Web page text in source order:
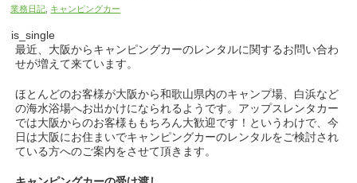
業務日記 キャンピングカー
is_single
最近、大阪からキャンピングカーのレンタルに関するお問い合わ
せが増えて来ています。
ほとんどのお客様が大阪から和歌山県内のキャンプ場、白浜など
の海水浴場へお出かけになられるようです。アップスレンタカー
では大阪からのお客様ももちろん大歓迎です！というわけで、今
日は大阪にお住まいでキャンピングカーのレンタルをご検討され
ている方へのご案内をさせて頂きます。